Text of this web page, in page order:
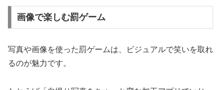
画像で楽しむ罰ゲーム
写真や画像を使った罰ゲームは、ビジュアルで笑いを取れ
るのが魅力です。